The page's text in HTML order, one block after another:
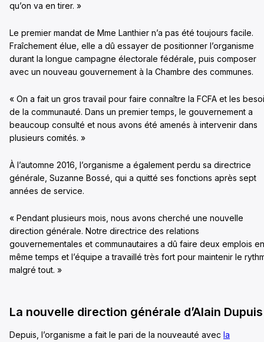
qu’on va en tirer. »
Le premier mandat de Mme Lanthier n’a pas été toujours facile.
Fraîchement élue, elle a dû essayer de positionner l’organisme
durant la longue campagne électorale fédérale, puis composer
avec un nouveau gouvernement à la Chambre des communes.
« On a fait un gros travail pour faire connaître la FCFA et les
de la communauté. Dans un premier temps, le gouvernement a
beaucoup consulté et nous avons été amenés à intervenir dans
plusieurs comités. »
À l’automne 2016, l’organisme a également perdu sa directrice
générale, Suzanne Bossé, qui a quitté ses fonctions après sept
années de service.
« Pendant plusieurs mois, nous avons cherché une nouvelle
direction générale. Notre directrice des relations
gouvernementales et communautaires a dû faire deux emplois en
même temps et l’équipe a travaillé très fort pour maintenir le
malgré tout. »
La nouvelle direction générale d’Alain Dupuis
Depuis, l’organisme a fait le pari de la nouveauté avec la